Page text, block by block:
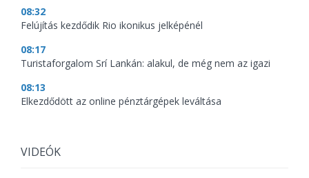
08:32
Felújítás kezdődik Rio ikonikus jelképénél
08:17
Turistaforgalom Srí Lankán: alakul, de még nem az igazi
08:13
Elkezdődött az online pénztárgépek leváltása
VIDEÓK